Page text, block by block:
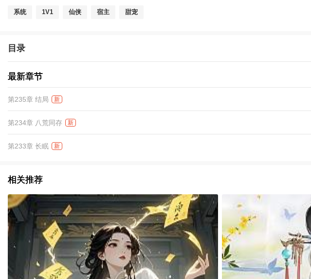
系统 1V1 仙侠 宿主 甜宠
目录
最新章节
第235章 结局 新
第234章 八荒同存 新
第233章 长眠 新
相关推荐